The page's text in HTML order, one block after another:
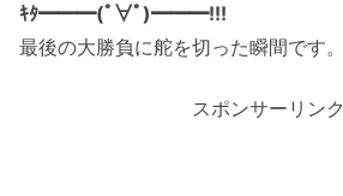
ｷﾀ━━━(ﾟ∀ﾟ)━━━!!!
最後の大勝負に舵を切った瞬間です。
スポンサーリンク